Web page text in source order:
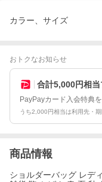
カラー、サイズ
おトクなお知らせ
合計5,000円相当
PayPayカード入会特典
うち2,000円相当は利用先・
商品情報
ショルダーバッグ レデ